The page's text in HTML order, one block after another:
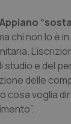
& Nutrizione
chi non lo è
studio e del
delle
cosa voglia